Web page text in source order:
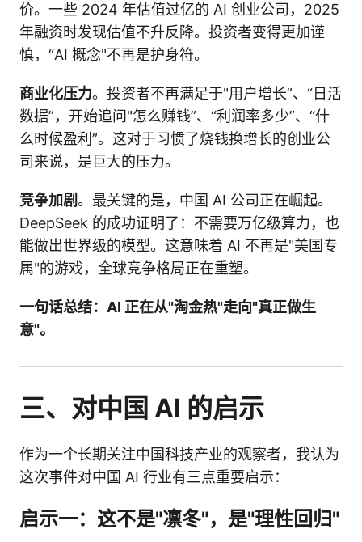
价。一些 2024 年估值过亿的 AI 创业公司，2025
年融资时发现估值不升反降。投资者变得更加谨
慎，“AI 概念"不再是护身符。
商业化压力。投资者不再满足于"用户增长”、“日活
数据”，开始追问"怎么赚钱”、“利润率多少”、“什
么时候盈利”。这对于习惯了烧钱换增长的创业公
司来说，是巨大的压力。
竞争加剧。最关键的是，中国 AI 公司正在崛起。
DeepSeek 的成功证明了：不需要万亿级算力，也
能做出世界级的模型。这意味着 AI 不再是"美国专
属"的游戏，全球竞争格局正在重塑。
一句话总结：AI 正在从"淘金热"走向"真正做生
意"。
三、对中国 AI 的启示
作为一个长期关注中国科技产业的观察者，我认为
这次事件对中国 AI 行业有三点重要启示：
启示一：这不是"凛冬"，是"理性回归"